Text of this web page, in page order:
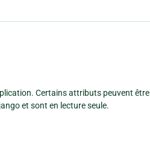
Certains attributs peuvent être
et sont en lecture seule.